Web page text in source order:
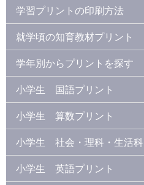
学習プリントの印刷方法
就学頃の知育教材プリント
学年別からプリントを探す
小学生 国語プリント
小学生 算数プリント
小学生 社会・理科・生活科
小学生 英語プリント